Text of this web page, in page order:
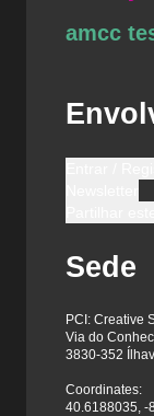
amcc
Sede
PCI: Creative
Via do
3830-352
Coordinates:
40.6188035, -